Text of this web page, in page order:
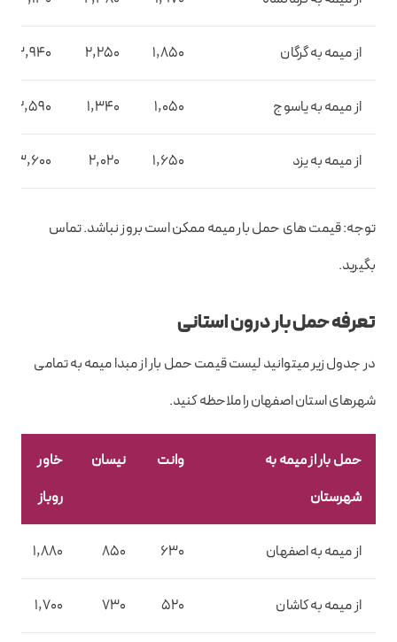
از میمه به گرگان 1,850
2,250
3,940
از میمه به یاسوج 1,050
1,340
2,590
از میمه به یزد 1,650
2,020
3,600
توجه: قیمت های حمل بار میمه ممکن است بروز نباشد. تماس
بگیرید.
تعرفه حمل بار درون استانی
در جدول زیر میتوانید لیست قیمت حمل بار از مبدا میمه به تمامی
شهرهای استان اصفهان را ملاحظه کنید.
حمل بار از میمه به
شهرستان
وانت نیسان
خاور
روباز
از میمه به اصفهان 630
850
1,880
از میمه به کاشان 520
730
1,700